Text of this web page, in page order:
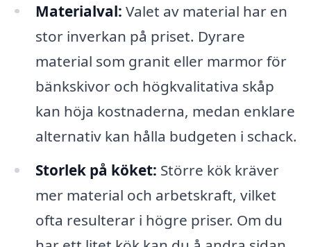
Materialval: Valet av material har en
stor inverkan på priset. Dyrare
material som granit eller marmor för
bänkskivor och högkvalitativa skåp
kan höja kostnaderna, medan enklare
alternativ kan hålla budgeten i schack.
Storlek på köket: Större kök kräver
mer material och arbetskraft, vilket
ofta resulterar i högre priser. Om du